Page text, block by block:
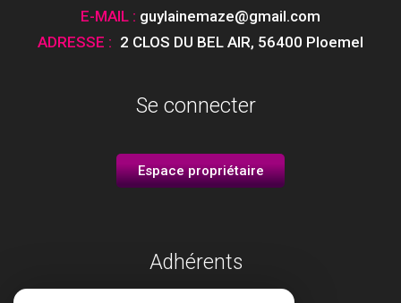
E-MAIL : guylainemaze@gmail.com
ADRESSE : 2 CLOS DU BEL AIR, 56400 Ploemel
Se connecter
Espace propriétaire
Adhérents